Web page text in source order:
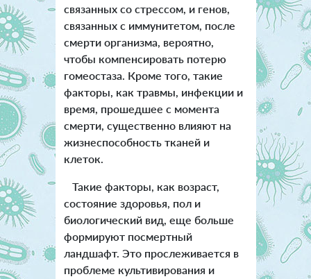
связанных со стрессом, и генов,
связанных с иммунитетом, после
смерти организма, вероятно,
чтобы компенсировать потерю
гомеостаза. Кроме того, такие
факторы, как травмы, инфекции и
время, прошедшее с момента
смерти, существенно влияют на
жизнеспособность тканей и
клеток.
Такие факторы, как возраст,
состояние здоровья, пол и
биологический вид, еще больше
формируют посмертный
ландшафт. Это прослеживается в
проблеме культивирования и